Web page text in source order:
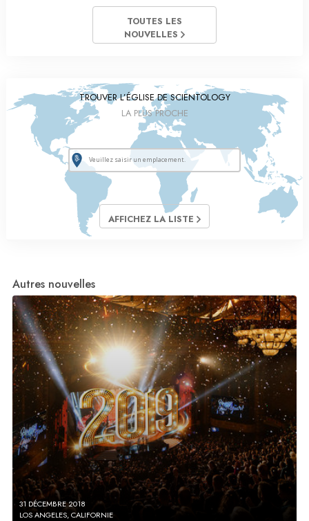
TOUTES LES
NOUVELLES
TROUVER L’ÉGLISE DE SCIENTOLOGY
LA PLUS PROCHE
AFFICHEZ LA LISTE
Autres nouvelles
31 DÉCEMBRE 2018
LOS ANGELES, CALIFORNIE